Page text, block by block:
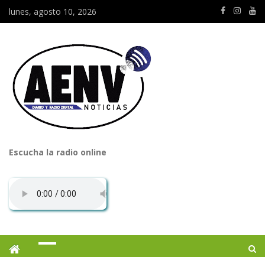
lunes, agosto 10, 2026
Escucha la radio online